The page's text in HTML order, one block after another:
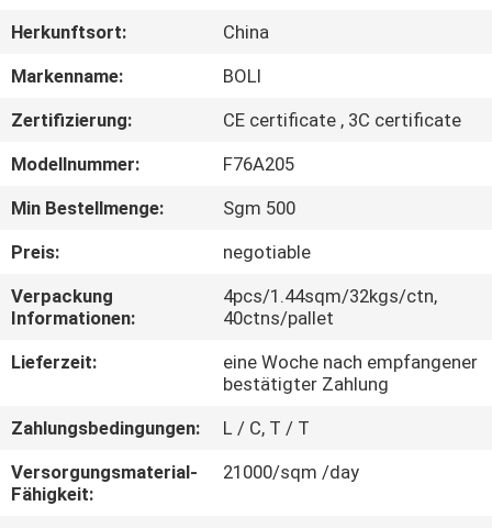
VIDEOS
UNS
WERKSBESICHTIGUNG
QUALITÄTSKONTROLLE
KONTAKT
UNS
BITTE UM
Herkunftsort:
China
Markenname:
BOLI
Zertifizierung:
CE certificate , 3C certificate
Modellnummer:
F76A205
Min Bestellmenge:
Sgm 500
Preis:
negotiable
Verpackung
Informationen:
4pcs/1.44sqm/32kgs/ctn,
40ctns/pallet
Lieferzeit:
eine Woche nach empfangener
bestätigter Zahlung
Zahlungsbedingungen:
L / C, T / T
Versorgungsmaterial-
Fähigkeit:
21000/sqm /day